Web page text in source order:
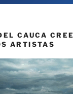
CAUCA
ARTISTAS